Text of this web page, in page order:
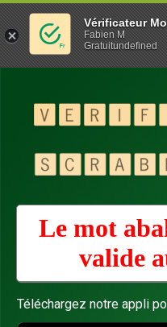
Le mot
valide
Téléchargez notre appli
Vérificateur
Fabien M
Gratuitundefined